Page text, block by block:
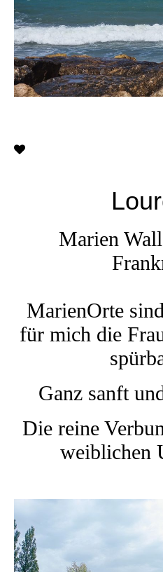
Marien
MarienOrte
für mich die
Ganz sanft
Die reine
weiblichen